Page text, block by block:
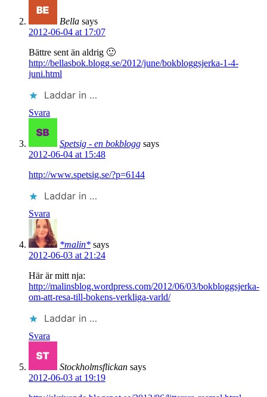
Bella says
2012-06-04 at 17:07
Bättre sent än aldrig 🙂
http://bellasbok.blogg.se/2012/june/bokbloggsjerka-1-4-
juni.html
Laddar in …
Svara
Spetsig - en bokblogg says
2012-06-04 at 15:48
http://www.spetsig.se/?p=6144
Laddar in …
Svara
*malin* says
2012-06-03 at 21:24
Här är mitt nja:
http://malinsblog.wordpress.com/2012/06/03/bokbloggsjerka-
om-att-resa-till-bokens-verkliga-varld/
Laddar in …
Svara
Stockholmsflickan says
2012-06-03 at 19:19